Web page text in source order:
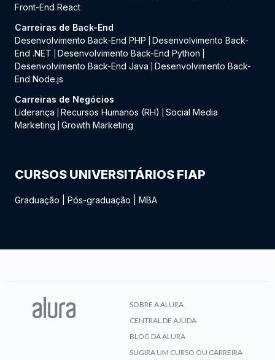
Front-End React
Carreiras de Back-End
Desenvolvimento Back-End PHP
Desenvolvimento Back-
End .NET
Desenvolvimento Back-End Python
Desenvolvimento Back-End Java
Desenvolvimento Back-
End Node.js
Carreiras de Negócios
Liderança
Recursos Humanos (RH)
Social Media
Marketing
Growth Marketing
CURSOS UNIVERSITÁRIOS FIAP
Graduação Pós-graduação MBA
SOBRE A ALURA
CENTRAL DE AJUDA
BLOG DA ALURA
SUGIRA UM CURSO OU CARREIRA